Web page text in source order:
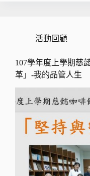
活動回顧
107學年度上學期慈
革」-我的品管人生